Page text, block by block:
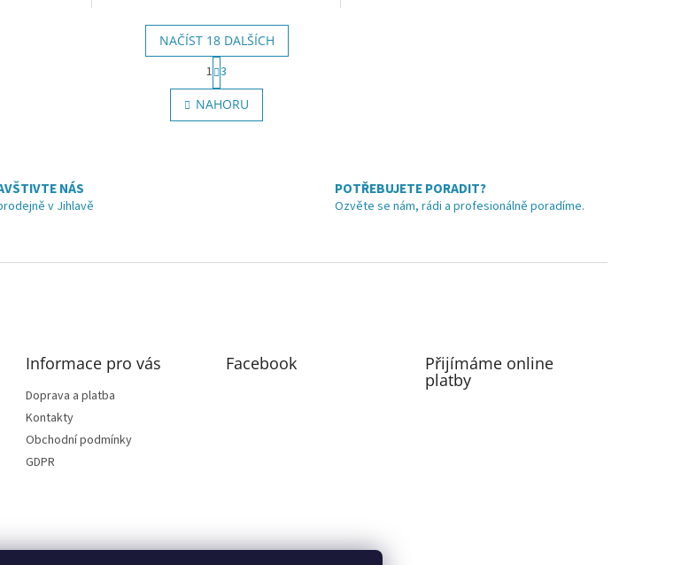
O
v
l
k
NAČÍST 18 DALŠÍCH
S
t
r
á
n
1 3
NAHORU
NÁS
v Jihlavě
POTŘEBUJETE PORADIT?
Ozvěte se nám, rádi a profesionálně poradíme.
Informace pro vás
Doprava a platba
Kontakty
Obchodní podmínky
GDPR
Facebook Přijímáme online
platby